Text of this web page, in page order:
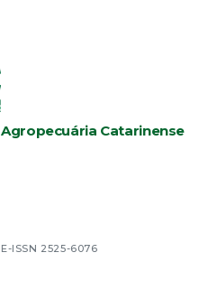
Agropecuária Catarinense
E-ISSN 2525-6076